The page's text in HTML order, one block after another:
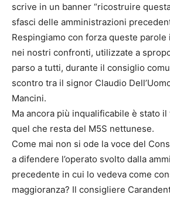
scrive in un banner “ricostruire
sfasci delle amministrazioni
Respingiamo con forza queste
nei nostri confronti, utilizzate a
parso a tutti, durante il consiglio
scontro tra il signor Claudio
Mancini.
Ma ancora più inqualificabile è stato
quel che resta del M5S nettunese.
Come mai non si ode la voce del
a difendere l’operato svolto dalla
precedente in cui lo vedeva come
maggioranza? Il consigliere